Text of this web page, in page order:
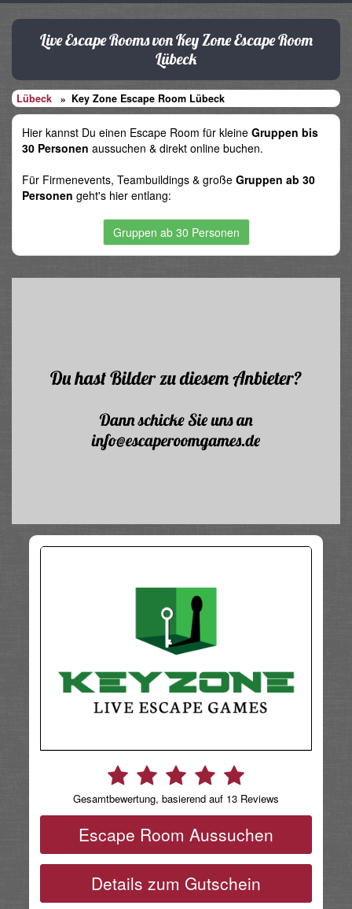
Live Escape Rooms von Key Zone Escape Room
Lübeck
Lübeck Key Zone Escape Room Lübeck
Hier kannst Du einen Escape Room für kleine Gruppen bis
30 Personen aussuchen & direkt online buchen.
Für Firmenevents, Teambuildings & große Gruppen ab 30
Personen geht's hier entlang:
Gruppen ab 30 Personen
Gesamtbewertung, basierend auf 13 Reviews
Escape Room Aussuchen
Details zum Gutschein